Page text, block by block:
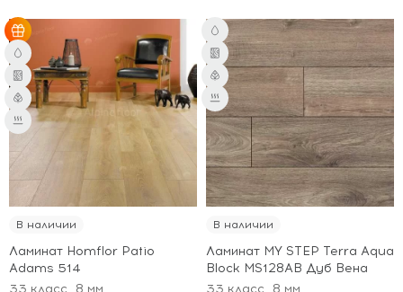
В наличии
Ламинат Homflor Patio
Adams 514
33 класс
8 мм
В наличии
Ламинат MY STEP Terra Aqua
Block MS128AB Дуб Вена
33 класс
8 мм